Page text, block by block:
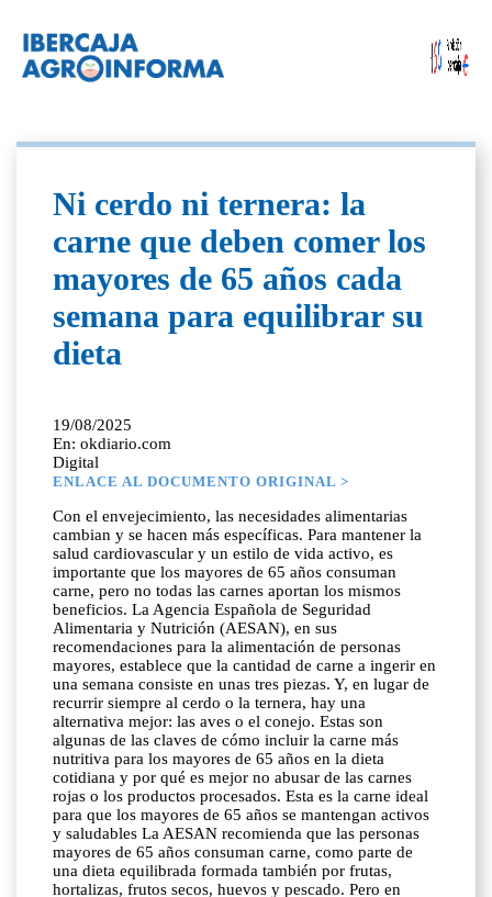
Ni cerdo ni ternera: la
carne que deben comer los
mayores de 65 años cada
semana para equilibrar su
dieta
19/08/2025
En: okdiario.com
Digital
ENLACE AL DOCUMENTO ORIGINAL >
Con el envejecimiento, las necesidades alimentarias
cambian y se hacen más específicas. Para mantener la
salud cardiovascular y un estilo de vida activo, es
importante que los mayores de 65 años consuman
carne, pero no todas las carnes aportan los mismos
beneficios. La Agencia Española de Seguridad
Alimentaria y Nutrición (AESAN), en sus
recomendaciones para la alimentación de personas
mayores, establece que la cantidad de carne a ingerir en
una semana consiste en unas tres piezas. Y, en lugar de
recurrir siempre al cerdo o la ternera, hay una
alternativa mejor: las aves o el conejo. Estas son
algunas de las claves de cómo incluir la carne más
nutritiva para los mayores de 65 años en la dieta
cotidiana y por qué es mejor no abusar de las carnes
rojas o los productos procesados. Esta es la carne ideal
para que los mayores de 65 años se mantengan activos
y saludables La AESAN recomienda que las personas
mayores de 65 años consuman carne, como parte de
una dieta equilibrada formada también por frutas,
hortalizas, frutos secos, huevos y pescado. Pero en